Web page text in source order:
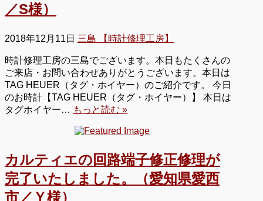
／S様）
2018年12月11日 三島 【時計修理工房】
時計修理工房の三島でございます。本日もたくさんの
ご来店・お問い合わせありがとうございます。本日は
TAG HEUER（タグ・ホイヤー）のご紹介です。 今日
のお時計【TAG HEUER（タグ・ホイヤー）】 本日は
タグホイヤー… もっと読む »
カルティエの回路端子修正修理が
完了いたしました。（愛知県愛西
市／Ｙ様）